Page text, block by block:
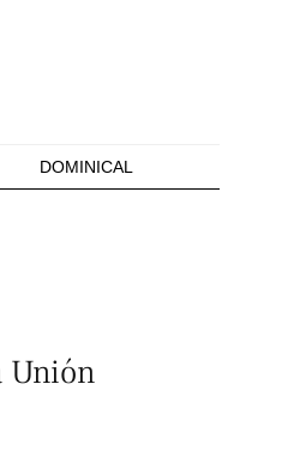
DOMINICAL
Unión